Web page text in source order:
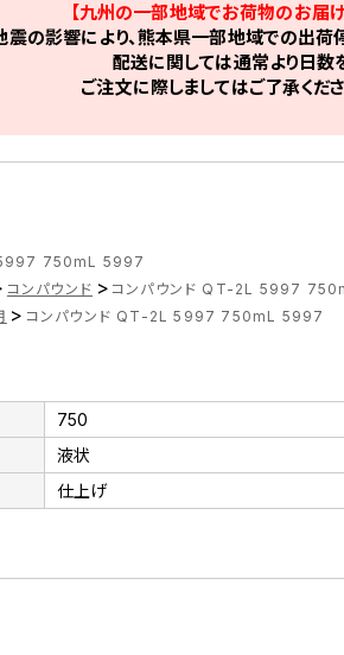
【九州の一部地域でお荷物のお届
の影響により、熊本県一部地域での出荷
配送に関しては通常より日数
ご注文に際しましてはご了承くだ
5997 750mL 5997
コンパウンド > コンパウンド QT-2L 5997
> コンパウンド QT-2L 5997 750mL 5997
750
液状
仕上げ